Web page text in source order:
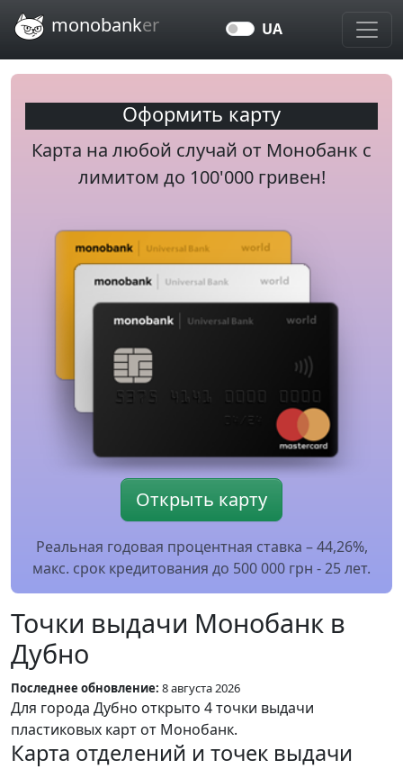
Перейти к основному содержанию
monobanker UA
Оформить карту
Карта на любой случай от Монобанк c
лимитом до 100'000 гривен!
Открыть карту
Реальная годовая процентная ставка – 44,26%,
макс. срок кредитования до 500 000 грн - 25 лет.
Точки выдачи Монобанк в
Дубно
Последнее обновление: 8 августа 2026
Для города Дубно открыто 4 точки выдачи
пластиковых карт от Монобанк.
Карта отделений и точек выдачи